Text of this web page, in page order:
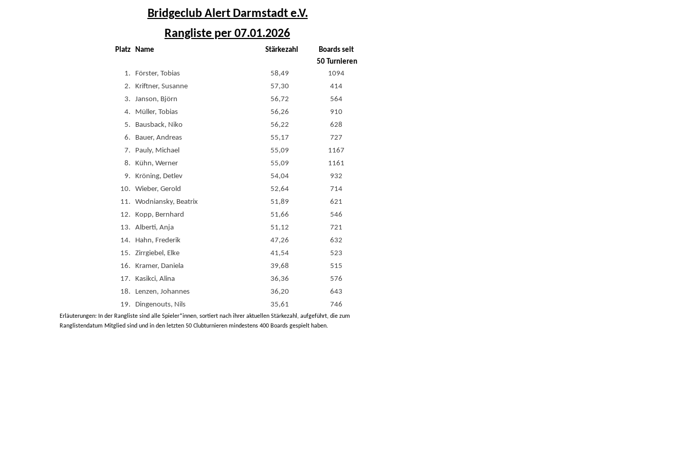
Bridgeclub Alert Darmstadt e.V.
Rangliste per 07.01.2026
Platz Name Stärkezahl
Boards seit
50 Turnieren
1.
Förster, Tobias 58,49
1094
2.
Kriftner, Susanne 57,30
414
3.
Janson, Björn 56,72
564
4.
Müller, Tobias 56,26
910
5.
Bausback, Niko 56,22
628
6.
Bauer, Andreas 55,17
727
7.
Pauly, Michael 55,09
1167
8.
Kühn, Werner 55,09
1161
9.
Kröning, Detlev 54,04
932
10.
Wieber, Gerold 52,64
714
11.
Wodniansky, Beatrix 51,89
621
12.
Kopp, Bernhard 51,66
546
13.
Alberti, Anja 51,12
721
14.
Hahn, Frederik 47,26
632
15.
Zirrgiebel, Elke 41,54
523
16.
Kramer, Daniela 39,68
515
17.
Kasikci, Alina 36,36
576
18.
Lenzen, Johannes 36,20
643
19.
Dingenouts, Nils 35,61 746
Erläuterungen: In der Rangliste sind alle Spieler*innen, sortiert nach ihrer aktuellen Stärkezahl, aufgeführt, die zum
Ranglistendatum Mitglied sind und in den letzten 50 Clubturnieren mindestens 400 Boards gespielt haben.